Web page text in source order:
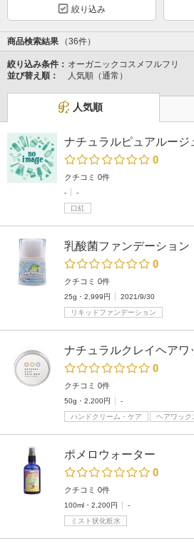
絞り込み
商品検索結果 （36件）
絞り込み条件： オーガニックコスメフルフリ
並び替え順：
人気順（通常）
人気順
ナチュラルピュアルージ
0
クチコミ 0件
-
-
口紅
乳酸菌ファンデーション
0
クチコミ 0件
25g・2,999円
2021/9/30
リキッドファンデーション
ナチュラルクレイヘアワ
0
クチコミ 0件
50g・2,200円
-
ハンドクリーム・ケア
ヘアワック
ポメロウォーター
0
クチコミ 0件
100ml・2,200円
-
ミスト状化粧水